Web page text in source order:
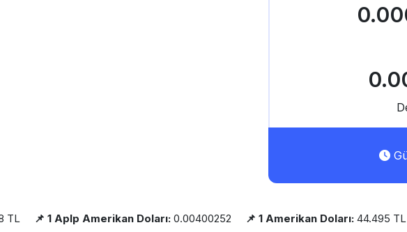
TL 📌 1 Aplp Amerikan Doları: 0.00400252 📌 1 Amerikan Doları: 44.495 TL